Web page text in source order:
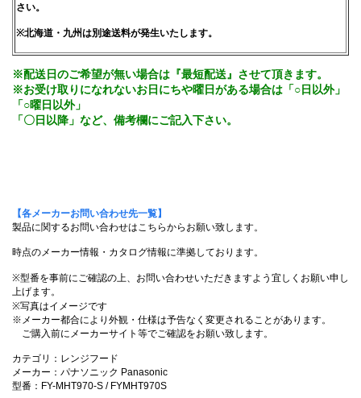
さい。
※北海道・九州は別途送料が発生いたします。
※配送日のご希望が無い場合は『最短配送』させて頂きます。
※お受け取りになれないお日にちや曜日がある場合は「○日以外」
「○曜日以外」
「〇日以降」など、備考欄にご記入下さい。
【各メーカーお問い合わせ先一覧】
製品に関するお問い合わせはこちらからお願い致します。
時点のメーカー情報・カタログ情報に準拠しております。
※型番を事前にご確認の上、お問い合わせいただきますよう宜しくお願い申し
上げます。
※写真はイメージです
※メーカー都合により外観・仕様は予告なく変更されることがあります。
ご購入前にメーカーサイト等でご確認をお願い致します。
カテゴリ：レンジフード
メーカー：パナソニック Panasonic
型番：FY-MHT970-S / FYMHT970S